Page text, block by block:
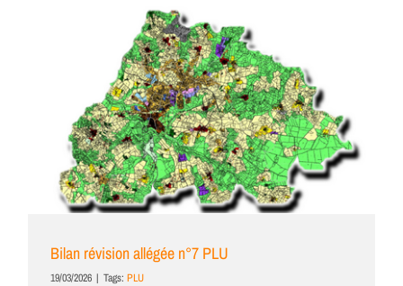
Bilan révision allégée n°7 PLU
19/03/2026 | Tags: PLU